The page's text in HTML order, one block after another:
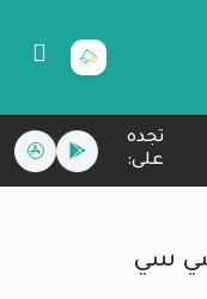
تجده
على: